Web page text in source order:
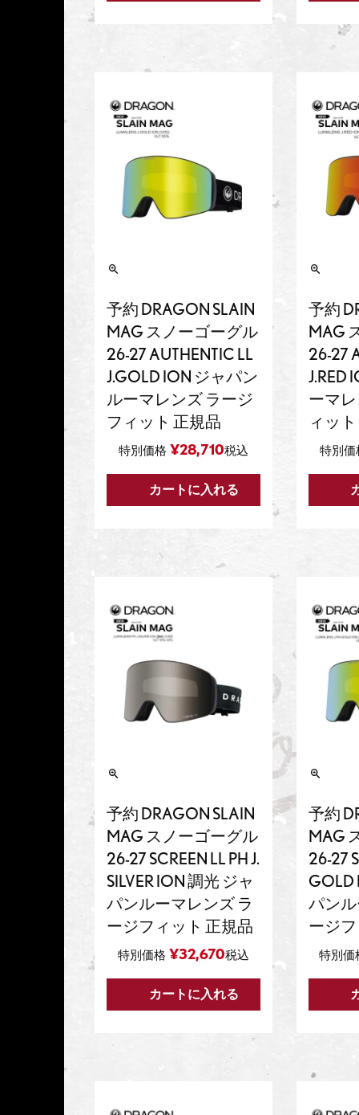
予約 DRAGON SLAIN
MAG スノーゴーグル
26-27 AUTHENTIC LL
J.GOLD ION ジャパン
ルーマレンズ ラージ
フィット 正規品
特別価格 ¥28,710税込
カートに入れる
予約
MAG
26-27
J.RED
ーマ
ィッ
特別価
予約 DRAGON SLAIN
MAG スノーゴーグル
26-27 SCREEN LL PH J.
SILVER ION 調光 ジャ
パンルーマレンズ ラ
ージフィット 正規品
特別価格 ¥32,670税込
カートに入れる
予約
MAG
26-27
GOLD
パン
ージ
特別価